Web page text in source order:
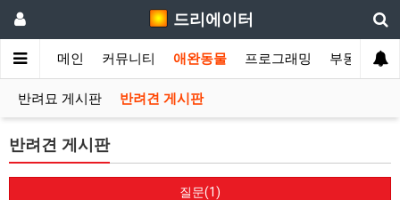
드리에이터
메인 커뮤니티 애완동물 프로그래밍 부동산
반려묘 게시판 반려견 게시판
반려견 게시판
질문(1)